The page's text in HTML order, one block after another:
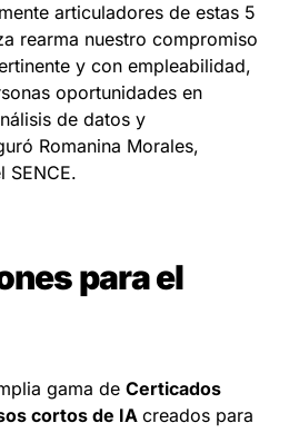
articuladores de estas 5
rearma nuestro compromiso
y con empleabilidad,
oportunidades en
de datos y
Romanina Morales,
SENCE.
para el
gama de Certicados
cortos de IA creados para